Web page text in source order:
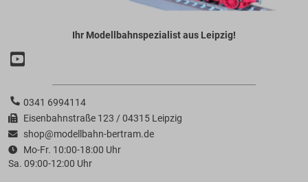
Ihr Modellbahnspezialist aus Leipzig!
0341 6994114
Eisenbahnstraße 123 / 04315 Leipzig
shop@modellbahn-bertram.de
Mo-Fr. 10:00-18:00 Uhr
Sa. 09:00-12:00 Uhr